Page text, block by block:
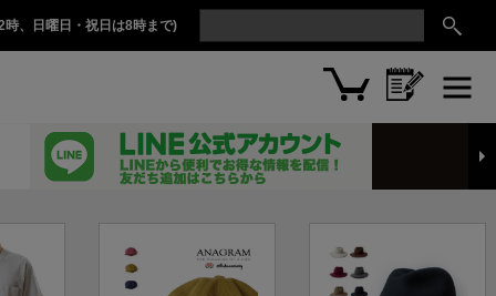
、日曜日・祝日は8時まで)